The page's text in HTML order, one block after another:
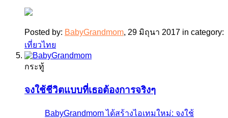
Posted by: BabyGrandmom, 29 มิถุนา 2017 in category:
เที่ยวไทย
กระทู้
จงใช้ชีวิตแบบที่เธอต้องการจริงๆ
BabyGrandmom ได้สร้างไอเทมใหม่: จงใช้